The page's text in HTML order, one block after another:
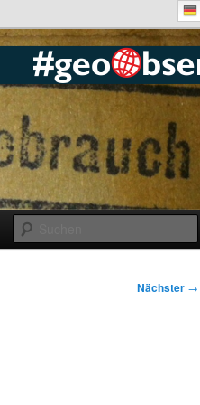
Nächster →